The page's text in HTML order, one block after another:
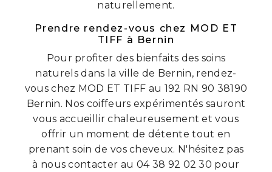
naturellement.
Prendre rendez-vous chez MOD ET
TIFF à Bernin
Pour profiter des bienfaits des soins
naturels dans la ville de Bernin, rendez-
vous chez MOD ET TIFF au 192 RN 90 38190
Bernin. Nos coiffeurs expérimentés sauront
vous accueillir chaleureusement et vous
offrir un moment de détente tout en
prenant soin de vos cheveux. N'hésitez pas
à nous contacter au 04 38 92 02 30 pour